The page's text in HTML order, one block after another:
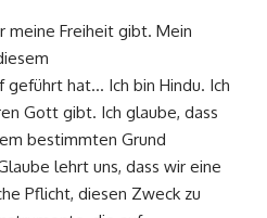
meine Freiheit gibt. Mein
geführt hat… Ich bin Hindu. Ich
Gott gibt. Ich glaube, dass
bestimmten Grund
lehrt uns, dass wir eine
Pflicht, diesen Zweck zu